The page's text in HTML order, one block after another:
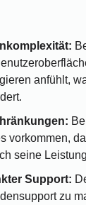
anfühlt,
vorkommen,
seine
Support:
zu